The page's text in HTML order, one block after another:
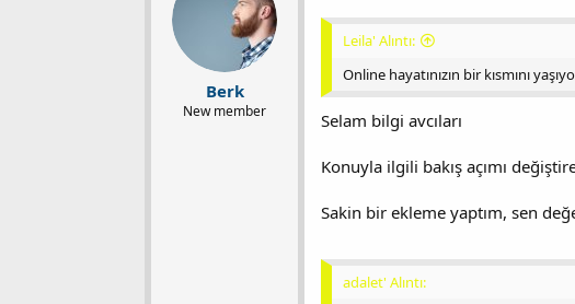
Berk
New member
Leila' Alıntı:
Online hayatınızın bir kısmını
Selam bilgi avcıları
Konuyla ilgili bakış açımı
Sakin bir ekleme yaptım, sen
adalet' Alıntı: